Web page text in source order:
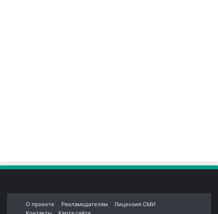
О проекте Рекламодателям
Лицензия СМИ